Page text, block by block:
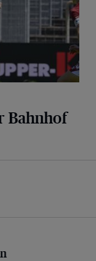
Bahnhof